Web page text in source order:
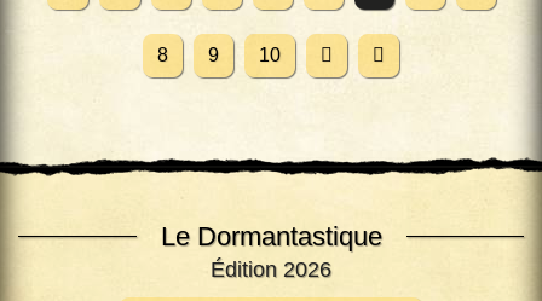
Le Dormantastique
Édition 2026
8 9 10